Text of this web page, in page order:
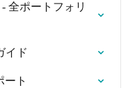
全ポートフォリ
イド
ート